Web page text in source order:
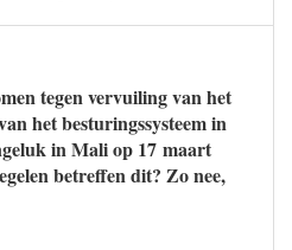
tegen vervuiling van het
het besturingssysteem in
in Mali op 17 maart
betreffen dit? Zo nee,